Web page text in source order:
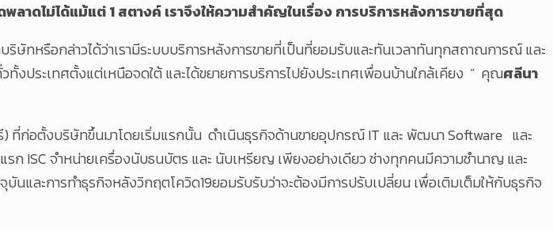
ลาดไม่ได้แม้แต่ 1 สตางค์ เราจึงให้ความสำคัญในเรื่อง การบริการหลังการขายที่สุด
ษัทหรือกล่าวได้ว่าเรามีระบบบริการหลังการขายที่เป็นที่ยอมรับและทันเวลาทันทุกสถาณการณ์ และ
งประเทศตั้งแต่เหนือจดใต้ และได้ขยายการบริการไปยังประเทศเพื่อนบ้านใกล้เคียง ” คุณศลีนา
ที่ก่อตั้งบริษัทขึ้นมาโดยเริ่มแรกนั้น ดำเนินธุรกิจด้านขายอุปกรณ์ IT และ พัฒนา Software และ
ISC จำหน่ายเครื่องนับธนบัตร และ นับเหรียญ เพียงอย่างเดียว ช่างทุกคนมีความชำนาญ และ
นและการทำธุรกิจหลังวิกฤตโควิด19ยอมรับรับว่าจะต้องมีการปรับเปลี่ยน เพื่อเติมเต็มให้กับธุรกิจ